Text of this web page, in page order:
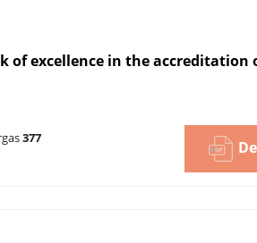
of excellence in the accreditation
377